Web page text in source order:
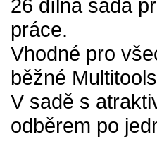
26 dílná sada
práce.
Vhodné pro
běžné
V sadě s
odběrem po